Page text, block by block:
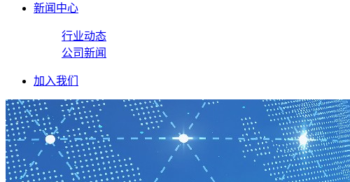
新闻中心
行业动态
公司新闻
加入我们